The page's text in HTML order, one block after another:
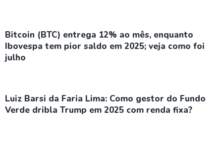
Bitcoin (BTC) entrega 12% ao mês, enquanto
Ibovespa tem pior saldo em 2025; veja como foi
julho
Luiz Barsi da Faria Lima: Como gestor do Fundo
Verde dribla Trump em 2025 com renda fixa?